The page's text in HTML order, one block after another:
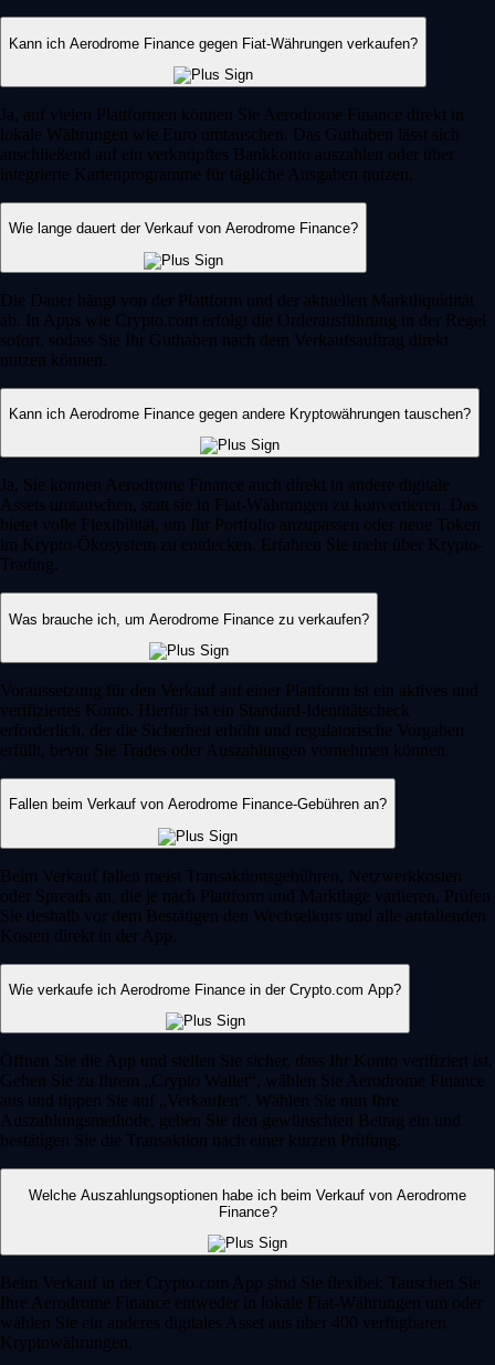
Kann ich Aerodrome Finance gegen Fiat-Währungen verkaufen?
Ja, auf vielen Plattformen können Sie Aerodrome Finance direkt in
lokale Währungen wie Euro umtauschen. Das Guthaben lässt sich
anschließend auf ein verknüpftes Bankkonto auszahlen oder über
integrierte Kartenprogramme für tägliche Ausgaben nutzen.
Wie lange dauert der Verkauf von Aerodrome Finance?
Die Dauer hängt von der Plattform und der aktuellen Marktliquidität
ab. In Apps wie Crypto.com erfolgt die Orderausführung in der Regel
sofort, sodass Sie Ihr Guthaben nach dem Verkaufsauftrag direkt
nutzen können.
Kann ich Aerodrome Finance gegen andere Kryptowährungen tauschen?
Ja, Sie können Aerodrome Finance auch direkt in andere digitale
Assets umtauschen, statt sie in Fiat-Währungen zu konvertieren. Das
bietet volle Flexibilität, um Ihr Portfolio anzupassen oder neue Token
im Krypto-Ökosystem zu entdecken. Erfahren Sie mehr über Krypto-
Trading.
Was brauche ich, um Aerodrome Finance zu verkaufen?
Voraussetzung für den Verkauf auf einer Plattform ist ein aktives und
verifiziertes Konto. Hierfür ist ein Standard-Identitätscheck
erforderlich, der die Sicherheit erhöht und regulatorische Vorgaben
erfüllt, bevor Sie Trades oder Auszahlungen vornehmen können.
Fallen beim Verkauf von Aerodrome Finance-Gebühren an?
Beim Verkauf fallen meist Transaktionsgebühren, Netzwerkkosten
oder Spreads an, die je nach Plattform und Marktlage variieren. Prüfen
Sie deshalb vor dem Bestätigen den Wechselkurs und alle anfallenden
Kosten direkt in der App.
Wie verkaufe ich Aerodrome Finance in der Crypto.com App?
Öffnen Sie die App und stellen Sie sicher, dass Ihr Konto verifiziert ist.
Gehen Sie zu Ihrem „Crypto Wallet“, wählen Sie Aerodrome Finance
aus und tippen Sie auf „Verkaufen“. Wählen Sie nun Ihre
Auszahlungsmethode, geben Sie den gewünschten Betrag ein und
bestätigen Sie die Transaktion nach einer kurzen Prüfung.
Welche Auszahlungsoptionen habe ich beim Verkauf von Aerodrome
Finance?
Beim Verkauf in der Crypto.com App sind Sie flexibel: Tauschen Sie
Ihre Aerodrome Finance entweder in lokale Fiat-Währungen um oder
wählen Sie ein anderes digitales Asset aus über 400 verfügbaren
Kryptowährungen.